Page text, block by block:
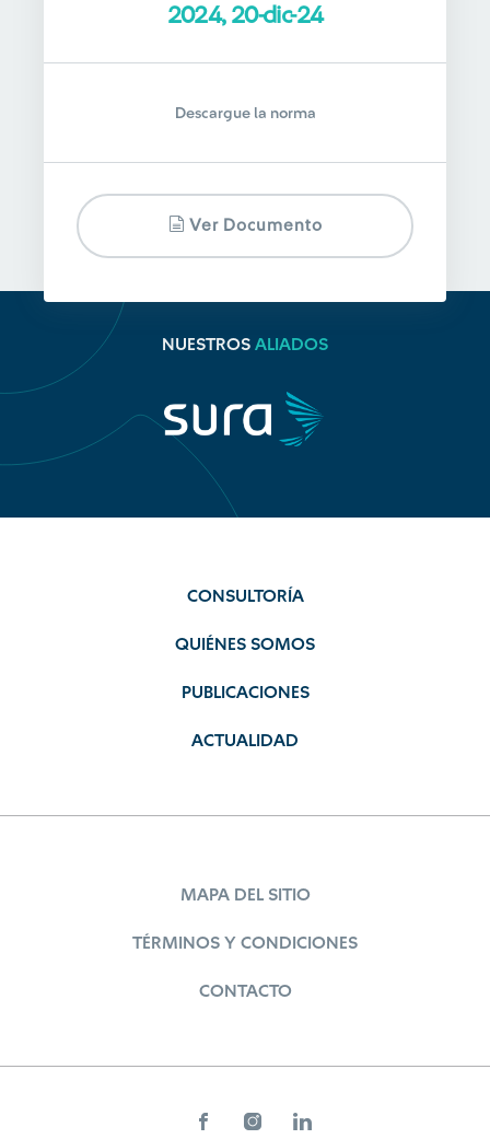
2024, 20-dic-24
Descargue la norma
Ver Documento
NUESTROS ALIADOS
CONSULTORÍA
QUIÉNES SOMOS
PUBLICACIONES
ACTUALIDAD
MAPA DEL SITIO
TÉRMINOS Y CONDICIONES
CONTACTO